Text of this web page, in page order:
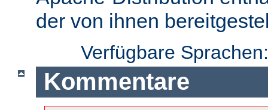
der von ihnen
Verfügbare
Kommentare